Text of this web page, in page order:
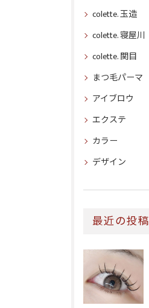
colette. 玉造
colette. 寝屋川
colette. 関目
まつ毛パーマ
アイブロウ
エクステ
カラー
デザイン
最近の投稿